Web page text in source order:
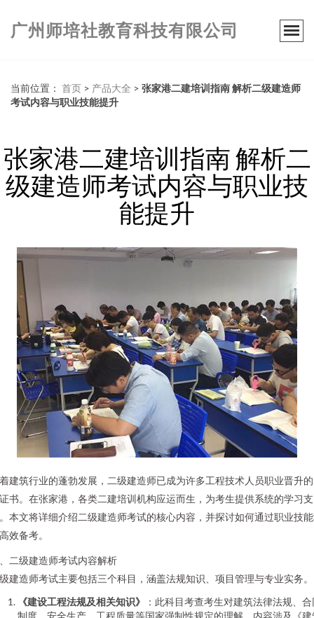
广州师培社教育科技有限公司
当前位置： 首页 > 产品大全 > 张家港二建培训指南 解析二级建造师
考试内容与职业技能提升
张家港二建培训指南 解析二
级建造师考试内容与职业技
能提升
建筑行业的蓬勃发展，二级建造师已成为许多工程技术人员职业晋升
书。在张家港，各类二建培训机构应运而生，为考生提供系统的学习支
本文将详细介绍二级建造师考试的核心内容，并探讨如何通过职业技
效备考。
二级建造师考试内容解析
建造师考试主要包括三个科目，涵盖法规知识、项目管理与专业实务。
《建设工程法规及相关知识》
：此科目考查考生对建筑法律法规、
制度、安全生产、工程质量等国家强制性规定的理解。内容涉及《建